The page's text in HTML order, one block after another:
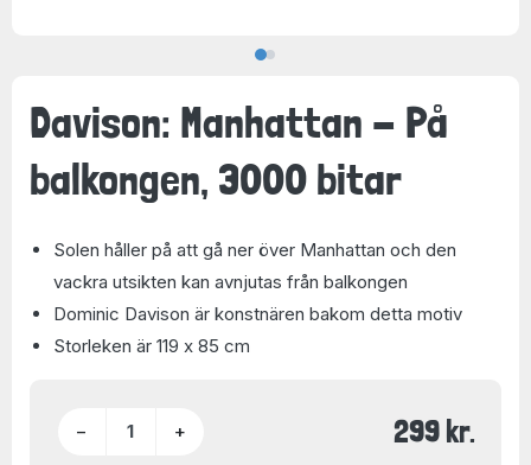
Davison: Manhattan - På
balkongen, 3000 bitar
Solen håller på att gå ner över Manhattan och den
vackra utsikten kan avnjutas från balkongen
Dominic Davison är konstnären bakom detta motiv
Storleken är 119 x 85 cm
− + 299 kr.